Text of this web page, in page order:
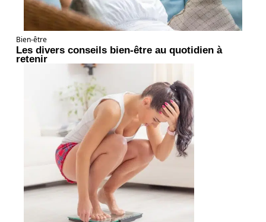
Bien-être
Les divers conseils bien-être au quotidien à
retenir